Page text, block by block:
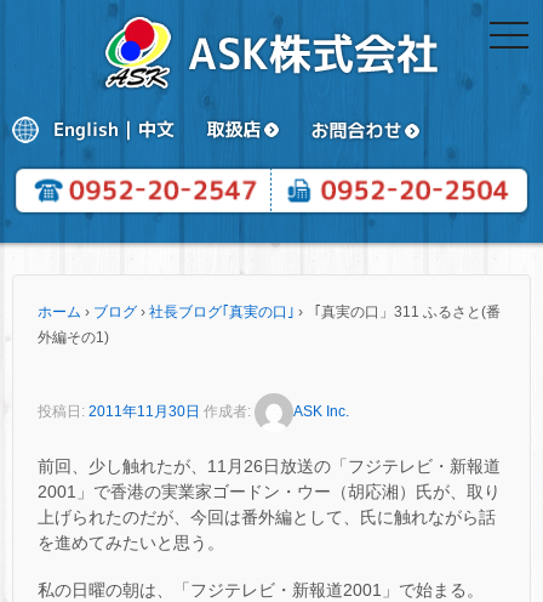
ホーム › ブログ › 社長ブログ｢真実の口｣ ›
「真実の口」311 ふるさと(番
外編その1)
投稿日: 2011年11月30日 作成者: ASK Inc.
前回、少し触れたが、11月26日放送の「フジテレビ・新報道
2001」で香港の実業家ゴードン・ウー（胡応湘）氏が、取り
上げられたのだが、今回は番外編として、氏に触れながら話
を進めてみたいと思う。
私の日曜の朝は、「フジテレビ・新報道2001」で始まる。